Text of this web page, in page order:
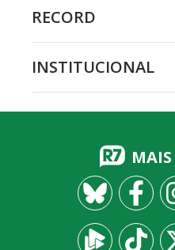
RECORD
INSTITUCIONAL
MAIS